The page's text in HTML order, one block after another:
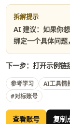
拆解提示
AI 建议：如果你
绑定一个具体问题
下一步：打开示例链
参考学习 AI工具情
#对标账号
查看账号 复制